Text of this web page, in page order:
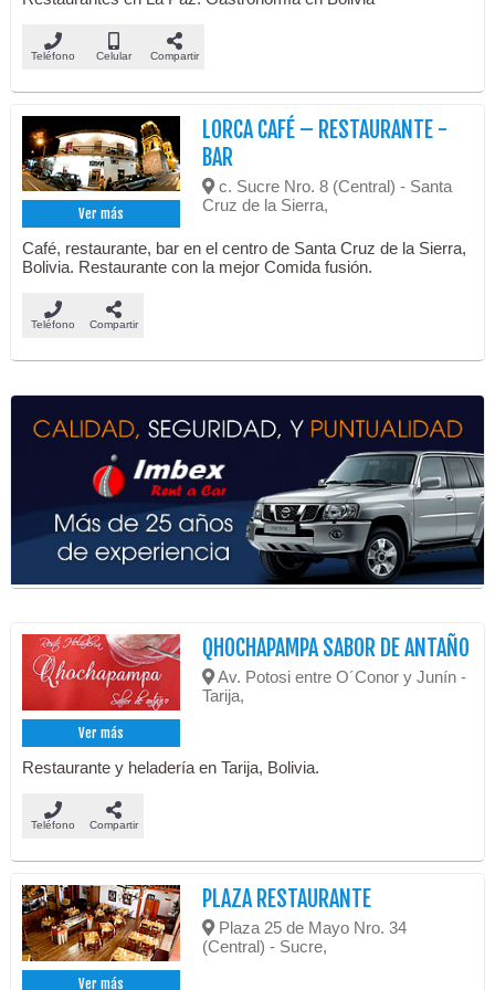
Teléfono Celular Compartir
Ver más
LORCA CAFÉ – RESTAURANTE -
BAR
c. Sucre Nro. 8 (Central) - Santa
Cruz de la Sierra,
Café, restaurante, bar en el centro de Santa Cruz de la Sierra,
Bolivia. Restaurante con la mejor Comida fusión.
Teléfono Compartir
Ver más
QHOCHAPAMPA SABOR DE ANTAÑO
Av. Potosi entre O´Conor y Junín -
Tarija,
Restaurante y heladería en Tarija, Bolivia.
Teléfono Compartir
Ver más
PLAZA RESTAURANTE
Plaza 25 de Mayo Nro. 34
(Central) - Sucre,